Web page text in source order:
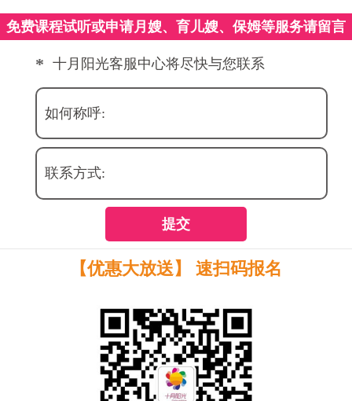
免费课程试听或申请月嫂、育儿嫂、保姆等服务请留言
* 十月阳光客服中心将尽快与您联系
如何称呼:
联系方式:
提交
【优惠大放送】 速扫码报名